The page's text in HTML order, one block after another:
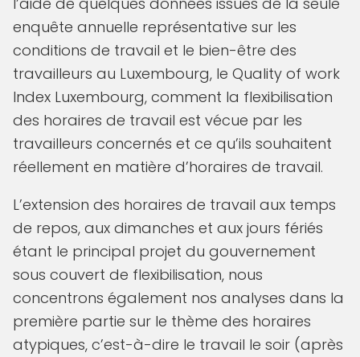
enquête annuelle représentative sur les
conditions de travail et le bien-être des
travailleurs au Luxembourg, le Quality of work
Index Luxembourg, comment la flexibilisation
des horaires de travail est vécue par les
travailleurs concernés et ce qu’ils souhaitent
réellement en matière d’horaires de travail.
L’extension des horaires de travail aux temps
de repos, aux dimanches et aux jours fériés
étant le principal projet du gouvernement
sous couvert de flexibilisation, nous
concentrons également nos analyses dans la
première partie sur le thème des horaires
atypiques, c’est-à-dire le travail le soir (après